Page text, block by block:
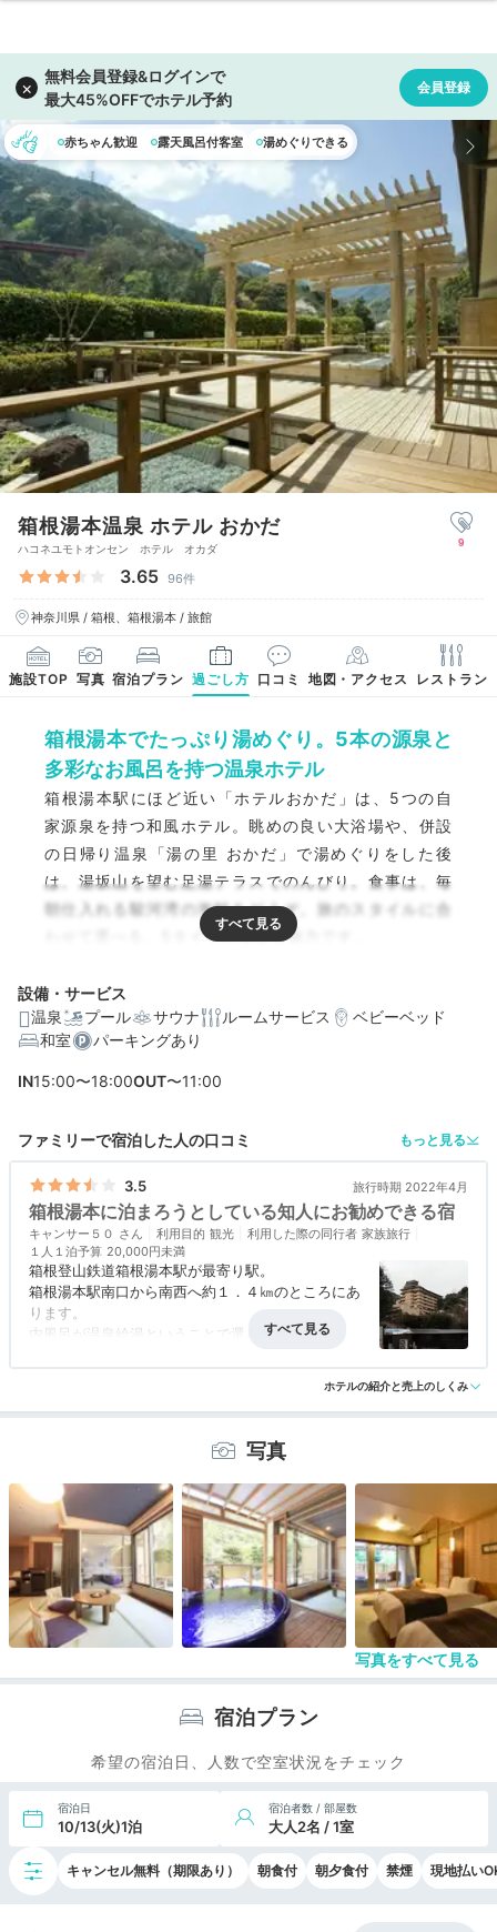
赤ちゃん歓迎 露天風呂付客室 湯めぐりできる
箱根湯本温泉 ホテル おかだ
ハコネユモトオンセン ホテル オカダ
3.65 96件
神奈川県 / 箱根、箱根湯本 / 旅館
9
施設TOP 写真 宿泊プラン 過ごし方 口コミ 地図・アクセス レストラン
箱根湯本でたっぷり湯めぐり。5本の源泉と
多彩なお風呂を持つ温泉ホテル
箱根湯本駅にほど近い「ホテルおかだ」は、5つの自
家源泉を持つ和風ホテル。眺めの良い大浴場や、併設
の日帰り温泉「湯の里 おかだ」で湯めぐりをした後
は、湯坂山を望む足湯テラスでのんびり。食事は、毎
朝仕入れる駿河湾の海鮮をどうぞ。旅のスタイルに合
わせて選べる、5タイプの客室も魅力です。
編集部おすすめの３つのポイント
露天風呂付き客室や広々とした和室も。5種類の和モダン
な客室
お寿司やステーキ、自分で作る鍋も♩和洋多彩な夕食バ
イキング
設備・サービス
温泉
プール サウナ ルームサービス
ベビーベッド
和室
パーキングあり
IN15:00〜18:00OUT〜11:00
ファミリーで宿泊した人の口コミ もっと見る
3.5 旅行時期 2022年4月
箱根湯本に泊まろうとしている知人にお勧めできる宿
キャンサー５０ 利用目的 観光 利用した際の同行者 家族旅行
１人１泊予算 20,000円未満
箱根登山鉄道箱根湯本駅が最寄り駅。
箱根湯本駅南口から南西へ約１．４㎞のところにあ
ります。
内風呂が温泉給湯ということで選んだ宿ですが、４
部屋は広い和室で、広縁や踏み込みを除いて１５畳
あり、内風呂は円形の青い陶器製のバスタブで雰囲
入りませんでしたが、大浴場も露天風呂があり、気
持ちよさそうでした。
食事は夕朝食ともバイキングスタイルですが、バイ
キングではあまり見ない珍しいメニューもあり、味
も美味でとても良かったです。
箱根湯本でも西端近くの宿で、駅から遠いのが難点
ですが、１００円で宿を廻ってくれるバスがあるの
で、電車で来る人はこれを使うと良いでしょう。
箱根湯本に泊まろうとしている知人にお勧めできる
アクセス 3.0 コスパ 3.5 客室 3.5 接客対応 3.5 風呂 3.5
ホテルの紹介と売上のしくみ
写真
写真をすべて見る
宿泊プラン
希望の宿泊日、人数で空室状況をチェック
宿泊日
10/13(火)1泊
宿泊者数 / 部屋数
大人2名 / 1室
キャンセル無料（期限あり） 朝食付 朝夕食付 禁煙 現地払い